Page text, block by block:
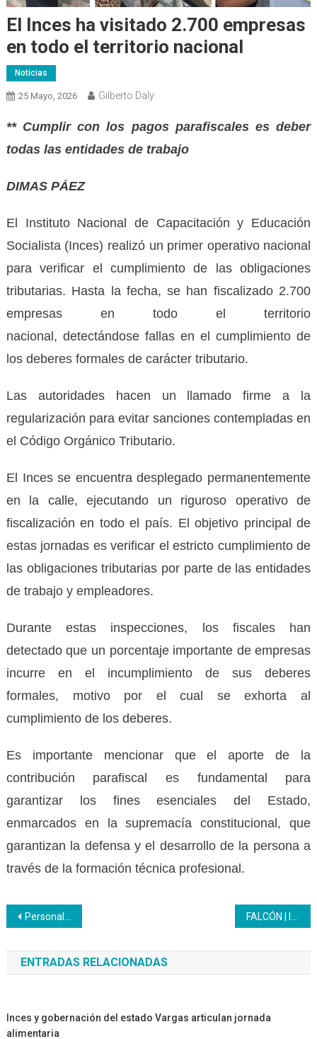
El Inces ha visitado 2.700 empresas
en todo el territorio nacional
Noticias
25 Mayo, 2026 Gilberto Daly
** Cumplir con los pagos parafiscales es deber
todas las entidades de trabajo
DIMAS PÁEZ
El Instituto Nacional de Capacitación y Educación
Socialista (Inces) realizó un primer operativo nacional
para verificar el cumplimiento de las obligaciones
tributarias. Hasta la fecha, se han fiscalizado 2.700
empresas en todo el territorio
nacional, detectándosefallas en el cumplimiento de
los deberes formales de carácter tributario.
Las autoridades hacen un llamado firme a la
regularización para evitar sanciones contempladas en
el Código Orgánico Tributario.
El Inces se encuentra desplegado permanentemente
en la calle, ejecutando un riguroso operativo de
fiscalización en todo el país. El objetivo principal de
estas jornadas es verificar el estricto cumplimiento de
las obligaciones tributarias por parte de las entidades
de trabajo y empleadores.
Durante estas inspecciones, los fiscales han
detectado que un porcentaje importante de empresas
incurre en el incumplimiento de sus deberes
formales, motivo por el cual se exhorta al
cumplimiento de los deberes.
Es importante mencionar que el aporte de la
contribución parafiscal es fundamental para
garantizar los fines esenciales del Estado,
enmarcados en la supremacía constitucional, que
garantizan la defensa y el desarrollo de la persona a
través de la formación técnica profesional.
Navegación
de
entradas
Personal de la OSSST dictó charla en el Centro de Educación Inicial del Inces
ENTRADAS RELACIONADAS
Inces y gobernación del estado Vargas articulan jornada
alimentaria